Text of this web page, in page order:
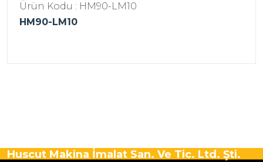
Ürün Kodu : HM90-LM10
HM90-LM10
Huscut Makina İmalat San. Ve Tic. Ltd. Şti.